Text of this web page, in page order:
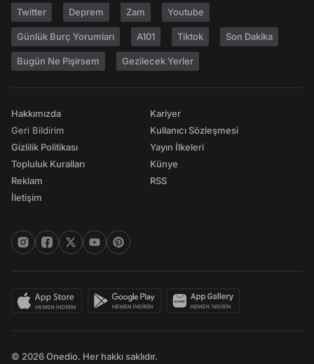
Twitter Deprem Zam Youtube
Günlük Burç Yorumları A101 Tiktok Son Dakika
Bugün Ne Pişirsem Gezilecek Yerler
Hakkımızda
Geri Bildirim
Gizlilik Politikası
Topluluk Kuralları
Reklam
İletişim
Kariyer
Kullanıcı Sözleşmesi
Yayın İlkeleri
Künye
RSS
© 2026 Onedio. Her hakkı saklıdır.